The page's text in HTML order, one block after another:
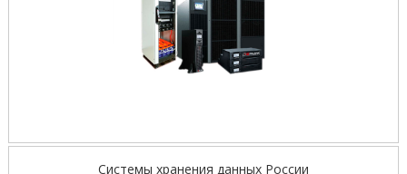
Системы хранения данных России